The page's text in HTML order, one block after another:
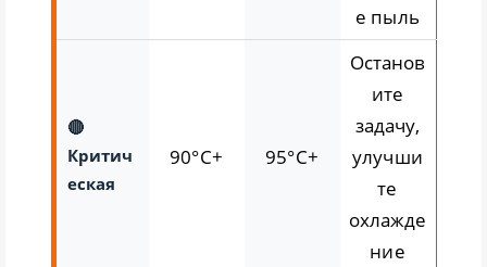
е пыль
🔴
Критич
еская
90°C+ 95°C+
Останов
ите
задачу,
улучши
те
охлажде
ние